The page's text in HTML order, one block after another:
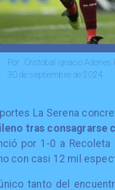
Cristóbal Ignacio Adones
Por
30 de septiembre de 2024
La Serena
tras consagrarse
por 1-0 a Recoleta
con casi 12 mil
tanto del